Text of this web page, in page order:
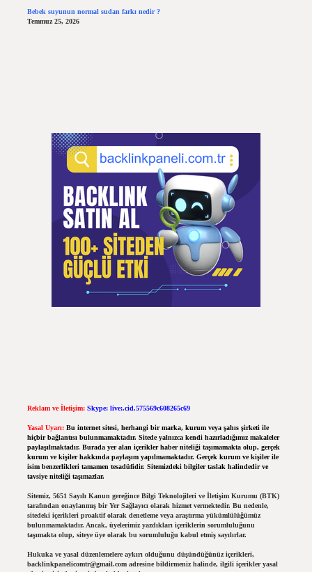
Bebek suyunun normal sudan farkı nedir ?
Temmuz 25, 2026
Reklam ve İletişim: Skype: live:.cid.575569c608265c69
Yasal Uyarı: Bu internet sitesi, herhangi bir marka, kurum veya şahıs şirketi ile
hiçbir bağlantısı bulunmamaktadır. Sitede yalnızca kendi hazırladığımız makaleler
paylaşılmaktadır. Burada yer alan içerikler haber niteliği taşımamakta olup, gerçek
kurum ve kişiler hakkında paylaşım yapılmamaktadır. Gerçek kurum ve kişiler ile
isim benzerlikleri tamamen tesadüfidir. Sitemizdeki bilgiler taslak halindedir ve
tavsiye niteliği taşımazlar.
Sitemiz, 5651 Sayılı Kanun gereğince Bilgi Teknolojileri ve İletişim Kurumu (BTK)
tarafından onaylanmış bir Yer Sağlayıcı olarak hizmet vermektedir. Bu nedenle,
sitedeki içerikleri proaktif olarak denetleme veya araştırma yükümlülüğümüz
bulunmamaktadır. Ancak, üyelerimiz yazdıkları içeriklerin sorumluluğunu
taşımakta olup, siteye üye olarak bu sorumluluğu kabul etmiş sayılırlar.
Hukuka ve yasal düzenlemelere aykırı olduğunu düşündüğünüz içerikleri,
backlinkpanelicomtr@gmail.comadresine bildirmeniz halinde, ilgili içerikler yasal